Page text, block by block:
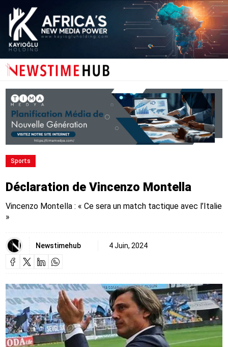
Sports
Déclaration de Vincenzo Montella
Vincenzo Montella : « Ce sera un match tactique avec l’Italie
»
Newstimehub 4 Juin, 2024